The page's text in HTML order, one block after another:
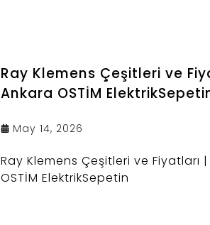
Ray Klemens Çeşitleri ve
Ankara OSTİM
May 14, 2026
Ray Klemens Çeşitleri ve Fiyatları
OSTİM ElektrikSepetin